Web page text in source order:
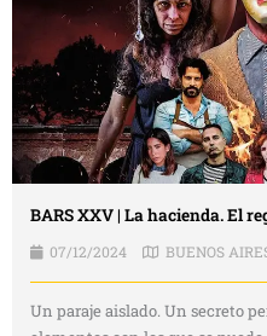
BARS XXV | La hacienda. El
07/12/2024 BUENOS
Un paraje aislado. Un secreto